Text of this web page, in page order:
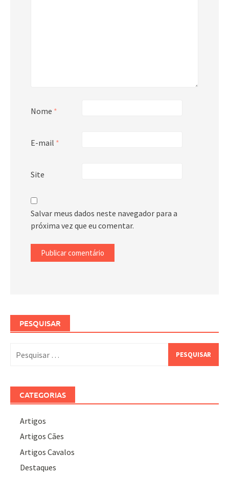
Nome *
E-mail *
Site
Salvar meus dados neste navegador para a
próxima vez que eu comentar.
PESQUISAR
por:
CATEGORIAS
Artigos
Artigos Cães
Artigos Cavalos
Destaques